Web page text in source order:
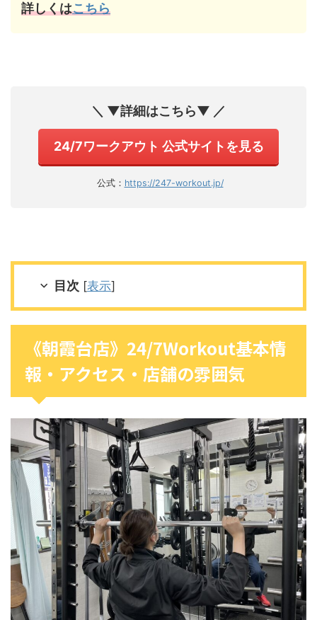
詳しくはこちら
＼ ▼詳細はこちら▼ ／
24/7ワークアウト 公式サイトを見る
公式： https://247-workout.jp/
目次 [表示]
《朝霞台店》24/7Workout基本情
報・アクセス・店舗の雰囲気